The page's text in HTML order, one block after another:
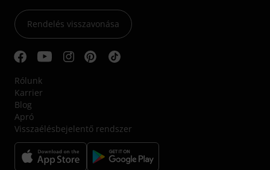
Rendelés visszavonása
Rólunk
Karrier
Blog
Apró
Visszaélésbejelentő rendszer